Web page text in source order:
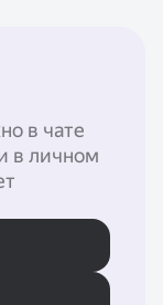
в чате
в личном